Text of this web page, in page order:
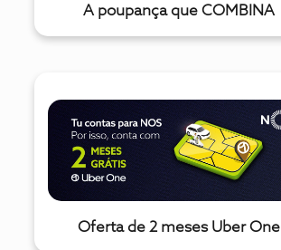
A poupança que COMBINA
Oferta de 2 meses Uber One